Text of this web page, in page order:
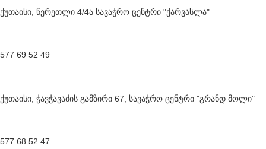
ქუთაისი, წერეთლი 4/4ა სავაჭრო ცენტრი "ქარვასლა"
577 69 52 49
ქუთაისი, ჭავჭავაძის გამზირი 67, სავაჭრო ცენტრი "გრანდ მოლი"
577 68 52 47